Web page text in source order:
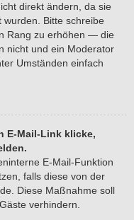
direkt ändern, da sie
Bitte schreibe
Rang zu erhöhen — die
nicht und ein Moderator
Umständen einfach
E-Mail-Link klicke,
E-Mail-Funktion
falls diese von der
Diese Maßnahme soll
verhindern.